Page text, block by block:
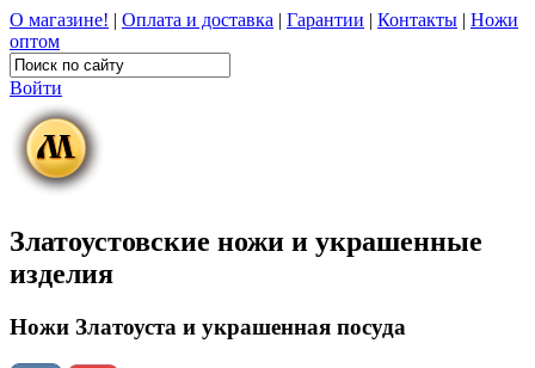
О магазине! | Оплата и доставка | Гарантии | Контакты | Ножи
оптом
Войти
Златоустовские ножи и украшенные
изделия
Ножи Златоуста и украшенная посуда